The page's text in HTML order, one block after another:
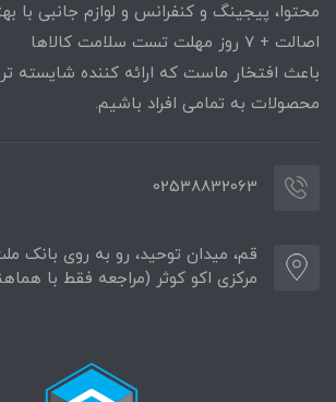
محتوا، پیجینگ و کنفرانس و لوازم جانبی با
اصالت + ۷ روز مهلت تست سلامت کالاها
باعث افتخار ماست که ارائه کننده شایسته
محصولات به تمامی افراد باشیم.
02538832063
مرکزی اکو کوثر (مراجعه فقط با